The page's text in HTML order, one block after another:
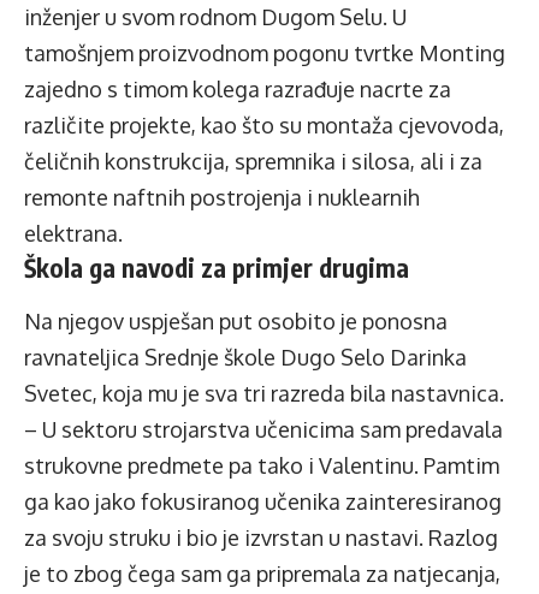
inženjer u svom rodnom Dugom Selu. U
tamošnjem proizvodnom pogonu tvrtke Monting
zajedno s timom kolega razrađuje nacrte za
različite projekte, kao što su montaža cjevovoda,
čeličnih konstrukcija, spremnika i silosa, ali i za
remonte naftnih postrojenja i nuklearnih
elektrana.
Škola ga navodi za primjer drugima
Na njegov uspješan put osobito je ponosna
ravnateljica Srednje škole Dugo Selo Darinka
Svetec, koja mu je sva tri razreda bila nastavnica.
– U sektoru strojarstva učenicima sam predavala
strukovne predmete pa tako i Valentinu. Pamtim
ga kao jako fokusiranog učenika zainteresiranog
za svoju struku i bio je izvrstan u nastavi. Razlog
je to zbog čega sam ga pripremala za natjecanja,